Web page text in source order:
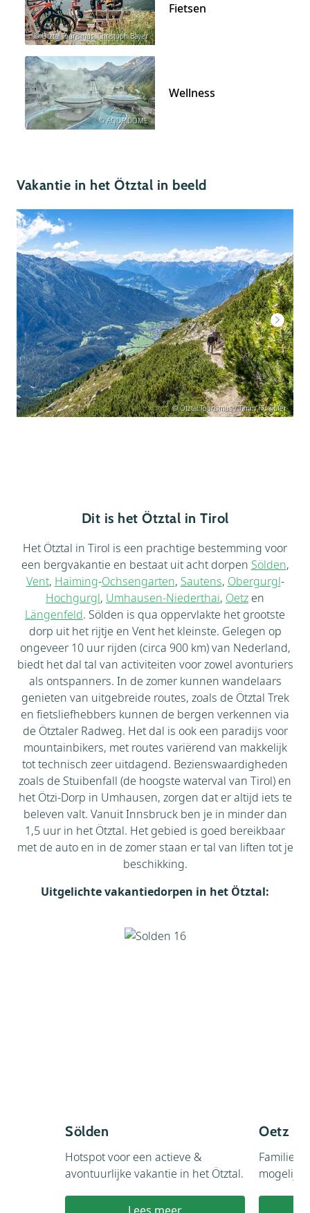
© Ötztal Tourismus, Christoph Bayer
Fietsen
© AQUA DOME
Wellness
Vakantie in het Ötztal in beeld
© Ötztal Tourismus / Timm Humpfer
Dit is het Ötztal in Tirol
Het Ötztal in Tirol is een prachtige bestemming voor
een bergvakantie en bestaat uit acht dorpen Sölden,
Vent, Haiming-Ochsengarten, Sautens, Obergurgl-
Hochgurgl, Umhausen-Niederthai, Oetz en
Längenfeld. Sölden is qua oppervlakte het grootste
dorp uit het rijtje en Vent het kleinste. Gelegen op
ongeveer 10 uur rijden (circa 900 km) van Nederland,
biedt het dal tal van activiteiten voor zowel avonturiers
als ontspanners. In de zomer kunnen wandelaars
genieten van uitgebreide routes, zoals de Ötztal Trek
en fietsliefhebbers kunnen de bergen verkennen via
de Ötztaler Radweg. Het dal is ook een paradijs voor
mountainbikers, met routes variërend van makkelijk
tot technisch zeer uitdagend. Bezienswaardigheden
zoals de Stuibenfall (de hoogste waterval van Tirol) en
het Ötzi-Dorp in Umhausen, zorgen dat er altijd iets te
beleven valt. Vanuit Innsbruck ben je in minder dan
1,5 uur in het Ötztal. Het gebied is goed bereikbaar
met de auto en in de zomer staan er tal van liften tot je
beschikking.
Uitgelichte vakantiedorpen in het Ötztal:
Sölden
Hotspot voor een actieve &
avontuurlijke vakantie in het Ötztal.
Oetz